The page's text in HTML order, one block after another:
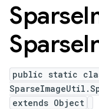
Sparse
Sparse
public static
extends Object